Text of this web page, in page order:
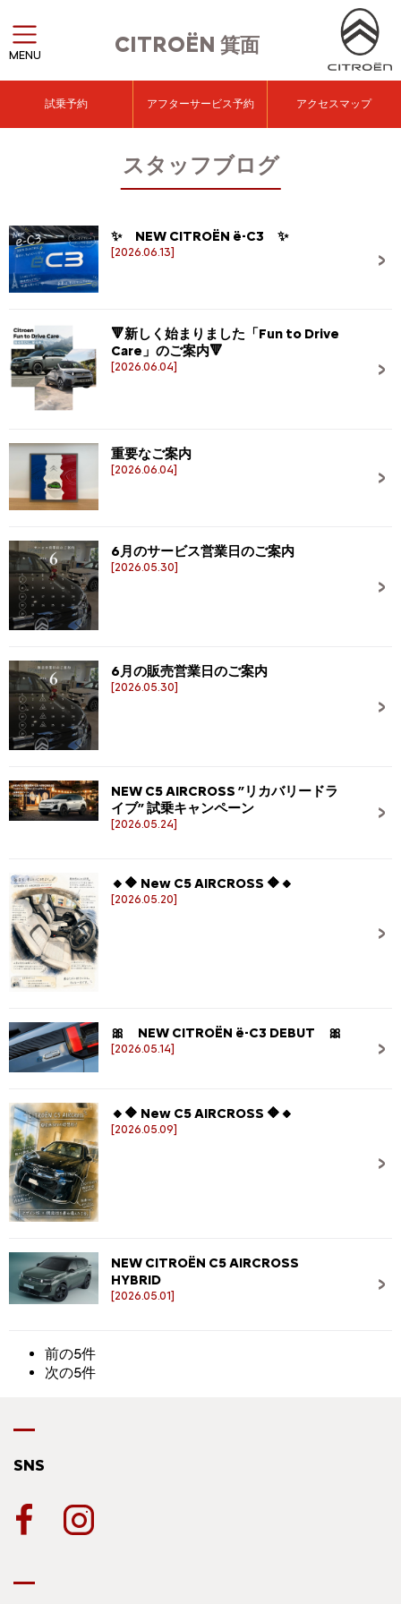
CITROËN 箕面
MENU
試乗予約 アフターサービス予約 アクセスマップ
スタッフブログ
✨ NEW CITROËN ë-C3 ✨
[2026.06.13]
🔻新しく始まりました「Fun to Drive
Care」のご案内🔻
[2026.06.04]
重要なご案内
[2026.06.04]
6月のサービス営業日のご案内
[2026.05.30]
6月の販売営業日のご案内
[2026.05.30]
NEW C5 AIRCROSS ”リカバリードラ
イブ” 試乗キャンペーン
[2026.05.24]
🔸🔶 New C5 AIRCROSS 🔶🔸
[2026.05.20]
🎀 NEW CITROËN ë-C3 DEBUT 🎀
[2026.05.14]
🔸🔶 New C5 AIRCROSS 🔶🔸
[2026.05.09]
NEW CITROËN C5 AIRCROSS
HYBRID
[2026.05.01]
前の5件
次の5件
SNS